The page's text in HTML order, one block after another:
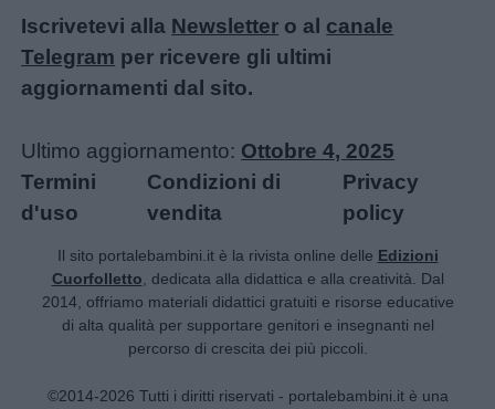
Iscrivetevi alla Newsletter o al canale
Telegram per ricevere gli ultimi
aggiornamenti dal sito.
Ultimo aggiornamento: Ottobre 4, 2025
Termini
d'uso
Condizioni di
vendita
Privacy
policy
Il sito portalebambini.it è la rivista online delle Edizioni
Cuorfolletto, dedicata alla didattica e alla creatività. Dal
2014, offriamo materiali didattici gratuiti e risorse educative
di alta qualità per supportare genitori e insegnanti nel
percorso di crescita dei più piccoli.
©2014-2026 Tutti i diritti riservati - portalebambini.it è una